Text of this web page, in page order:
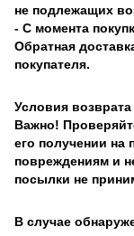
не подлежащих
- С момента
Обратная
покупателя.
Условия
Важно!
его получении на
повреждениям и
посылки не
В случае